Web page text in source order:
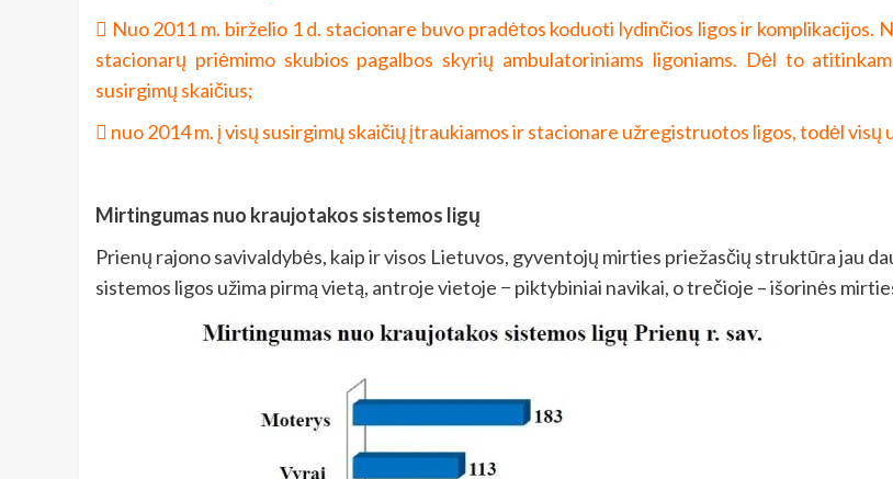
 Nuo 2011 m. birželio 1 d. stacionare buvo pradėtos koduoti lydinčios ligos ir komplikacijos.
stacionarų priėmimo skubios pagalbos skyrių ambulatoriniams ligoniams. Dėl to
susirgimų skaičius;
 nuo 2014 m. į visų susirgimų skaičių įtraukiamos ir stacionare užregistruotos ligos, todėl
Mirtingumas nuo kraujotakos sistemos ligų
Prienų rajono savivaldybės, kaip ir visos Lietuvos, gyventojų mirties priežasčių struktūra jau
sistemos ligos užima pirmą vietą, antroje vietoje − piktybiniai navikai, o trečioje – išorinės